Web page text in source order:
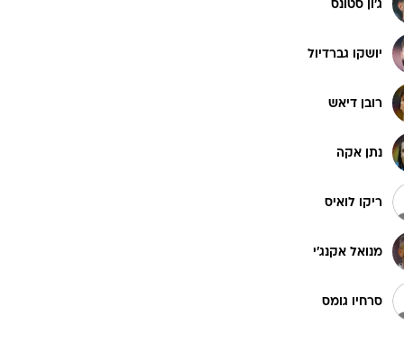
רוגבי וקריקט
ביליארד
ג'ון סטונס
יושקו גברדיול
רובן דיאש
נתן אקה
ריקו לואיס
מנואל אקנג'י
סרחיו גומס